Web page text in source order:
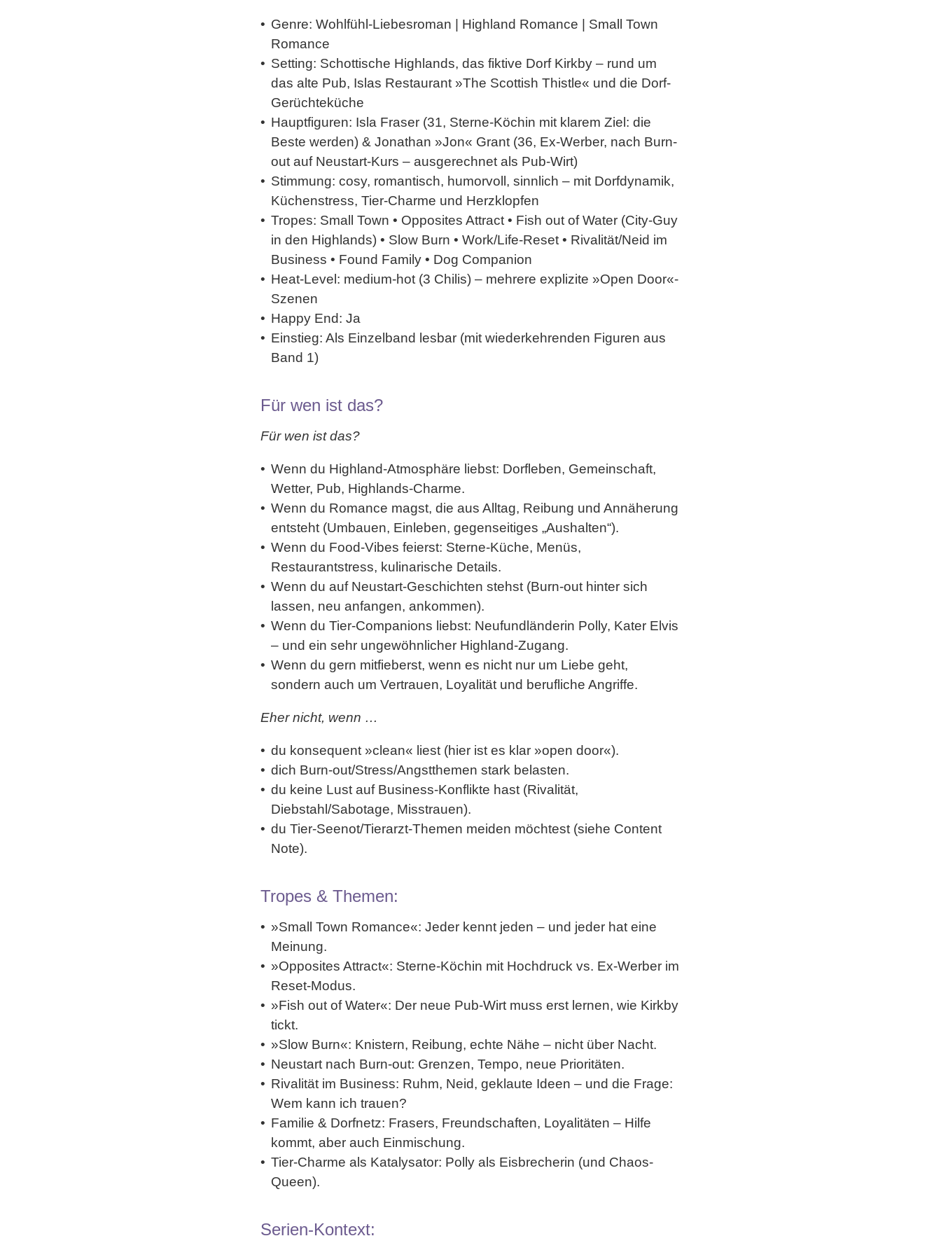
Genre: Wohlfühl-Liebesroman | Highland Romance | Small Town
Romance
Setting: Schottische Highlands, das fiktive Dorf Kirkby – rund um
das alte Pub, Islas Restaurant »The Scottish Thistle« und die Dorf-
Gerüchteküche
Hauptfiguren: Isla Fraser (31, Sterne-Köchin mit klarem Ziel: die
Beste werden) & Jonathan »Jon« Grant (36, Ex-Werber, nach Burn-
out auf Neustart-Kurs – ausgerechnet als Pub-Wirt)
Stimmung: cosy, romantisch, humorvoll, sinnlich – mit Dorfdynamik,
Küchenstress, Tier-Charme und Herzklopfen
Tropes: Small Town • Opposites Attract • Fish out of Water (City-Guy
in den Highlands) • Slow Burn • Work/Life-Reset • Rivalität/Neid im
Business • Found Family • Dog Companion
Heat-Level: medium-hot (3 Chilis) – mehrere explizite »Open Door«-
Szenen
Happy End: Ja
Einstieg: Als Einzelband lesbar (mit wiederkehrenden Figuren aus
Band 1)
Für wen ist das?
Für wen ist das?
Wenn du Highland-Atmosphäre liebst: Dorfleben, Gemeinschaft,
Wetter, Pub, Highlands-Charme.
Wenn du Romance magst, die aus Alltag, Reibung und Annäherung
entsteht (Umbauen, Einleben, gegenseitiges „Aushalten“).
Wenn du Food-Vibes feierst: Sterne-Küche, Menüs,
Restaurantstress, kulinarische Details.
Wenn du auf Neustart-Geschichten stehst (Burn-out hinter sich
lassen, neu anfangen, ankommen).
Wenn du Tier-Companions liebst: Neufundländerin Polly, Kater Elvis
– und ein sehr ungewöhnlicher Highland-Zugang.
Wenn du gern mitfieberst, wenn es nicht nur um Liebe geht,
sondern auch um Vertrauen, Loyalität und berufliche Angriffe.
Eher nicht, wenn …
du konsequent »clean« liest (hier ist es klar »open door«).
dich Burn-out/Stress/Angstthemen stark belasten.
du keine Lust auf Business-Konflikte hast (Rivalität,
Diebstahl/Sabotage, Misstrauen).
du Tier-Seenot/Tierarzt-Themen meiden möchtest (siehe Content
Note).
Tropes & Themen:
»Small Town Romance«: Jeder kennt jeden – und jeder hat eine
Meinung.
»Opposites Attract«: Sterne-Köchin mit Hochdruck vs. Ex-Werber im
Reset-Modus.
»Fish out of Water«: Der neue Pub-Wirt muss erst lernen, wie Kirkby
tickt.
»Slow Burn«: Knistern, Reibung, echte Nähe – nicht über Nacht.
Neustart nach Burn-out: Grenzen, Tempo, neue Prioritäten.
Rivalität im Business: Ruhm, Neid, geklaute Ideen – und die Frage:
Wem kann ich trauen?
Familie & Dorfnetz: Frasers, Freundschaften, Loyalitäten – Hilfe
kommt, aber auch Einmischung.
Tier-Charme als Katalysator: Polly als Eisbrecherin (und Chaos-
Queen).
Serien-Kontext: